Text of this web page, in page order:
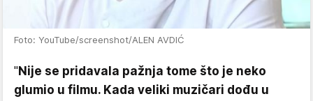
Foto: YouTube/screenshot/ALEN AVDIĆ
"Nije se pridavala pažnja tome što je neko
glumio u filmu. Kada veliki muzičari dođu u